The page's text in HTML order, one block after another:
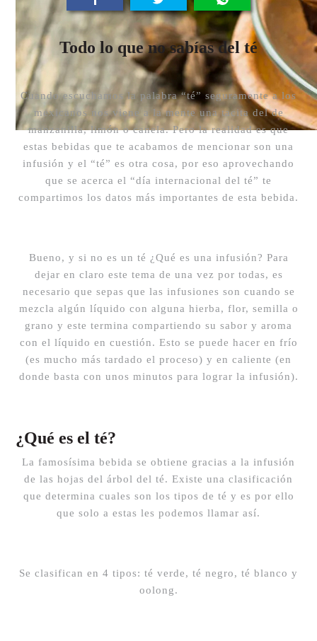
Todo lo que no sabías del té
Cuando escuchamos la palabra “té” seguramente a los
mexicanos nos viene a la mente una tacita del de
manzanilla, limón o canela. Pero la realidad es que
estas bebidas que te acabamos de mencionar son una
infusión y el “té” es otra cosa, por eso aprovechando
que se acerca el “día internacional del té” te
compartimos los datos más importantes de esta bebida.
Bueno, y si no es un té ¿Qué es una infusión? Para
dejar en claro este tema de una vez por todas, es
necesario que sepas que las infusiones son cuando se
mezcla algún líquido con alguna hierba, flor, semilla o
grano y este termina compartiendo su sabor y aroma
con el líquido en cuestión. Esto se puede hacer en frío
(es mucho más tardado el proceso) y en caliente (en
donde basta con unos minutos para lograr la infusión).
¿Qué es el té?
La famosísima bebida se obtiene gracias a la infusión
de las hojas del árbol del té. Existe una clasificación
que determina cuales son los tipos de té y es por ello
que solo a estas les podemos llamar así.
Se clasifican en 4 tipos: té verde, té negro, té blanco y
oolong.